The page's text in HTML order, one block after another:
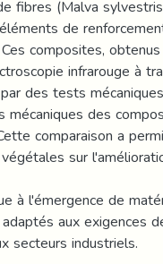
fibres (Malva
de
composites,
infrarouge à
des tests
mécaniques des
comparaison a
sur
à l'émergence de
aux exigences
secteurs industriels.